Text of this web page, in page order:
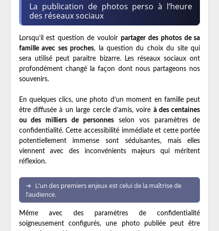
La publication de photos perso à l’heure
des réseaux sociaux
Lorsqu’il est question de vouloir partager des photos de sa
famille avec ses proches, la question du choix du site qui
sera utilisé peut paraitre bizarre. Les réseaux sociaux ont
profondément changé la façon dont nous partageons nos
souvenirs.
En quelques clics, une photo d’un moment en famille peut
être diffusée à un large cercle d’amis, voire à des centaines
ou des milliers de personnes selon vos paramètres de
confidentialité. Cette accessibilité immédiate et cette portée
potentiellement immense sont séduisantes, mais elles
viennent avec des inconvénients majeurs qui méritent
réflexion.
L’un des premiers enjeux est celui de la maîtrise de
l’audience.
Même avec des paramètres de confidentialité
soigneusement configurés, une photo publiée peut être